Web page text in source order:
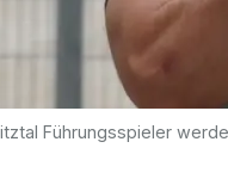
Führungsspieler